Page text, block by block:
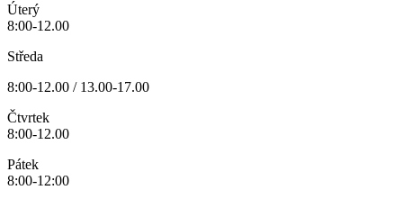
Úterý
8:00-12.00
Středa
8:00-12.00 / 13.00-17.00
Čtvrtek
8:00-12.00
Pátek
8:00-12:00